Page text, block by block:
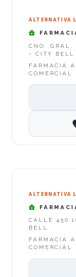
ALTERNATIVA
CNO. GRAL.
- CITY BELL
FARMACIA
COMERCIAL
ALTERNATIVA
CALLE 450
BELL
FARMACIA
COMERCIAL